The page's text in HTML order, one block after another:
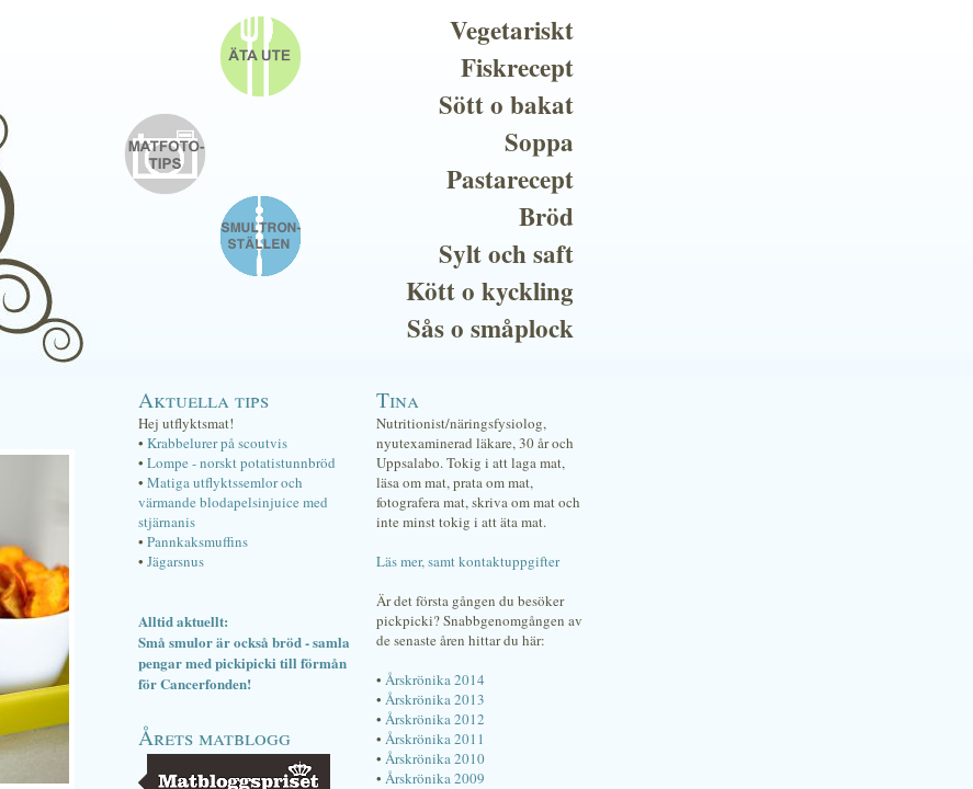
Vegetariskt
Fiskrecept
Sött o bakat
Soppa
Pastarecept
Bröd
Sylt och saft
Kött o kyckling
Sås o småplock
Aktuella tips
Hej utflyktsmat!
• Krabbelurer på scoutvis
• Lompe - norskt potatistunnbröd
• Matiga utflyktssemlor och
värmande blodapelsinjuice med
stjärnanis
• Pannkaksmuffins
• Jägarsnus
Alltid aktuellt:
Små smulor är också bröd - samla
pengar med pickipicki till förmån
för Cancerfonden!
Årets matblogg
Tina
Nutritionist/näringsfysiolog,
nyutexaminerad läkare, 30 år och
Uppsalabo. Tokig i att laga mat,
läsa om mat, prata om mat,
fotografera mat, skriva om mat och
inte minst tokig i att äta mat.
Läs mer, samt kontaktuppgifter
Är det första gången du besöker
pickpicki? Snabbgenomgången av
de senaste åren hittar du här:
• Årskrönika 2014
• Årskrönika 2013
• Årskrönika 2012
• Årskrönika 2011
• Årskrönika 2010
• Årskrönika 2009